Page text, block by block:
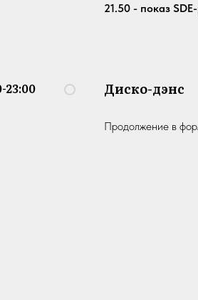
21.50 - показ
23:00 Диско-дэнс
Продолжение в